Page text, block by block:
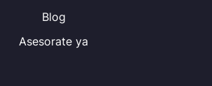
Blog
Asesorate ya